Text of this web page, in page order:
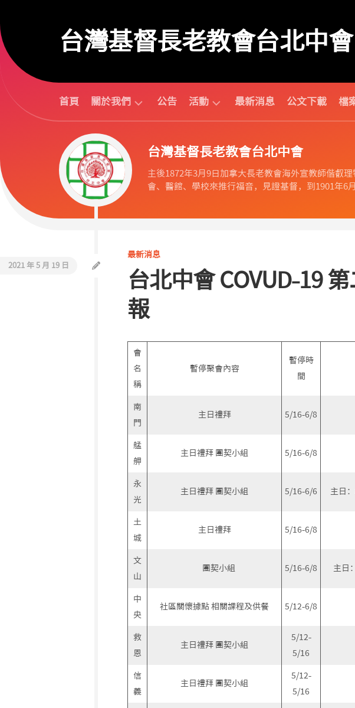
content
台灣基督長老教會台北中會
首頁 關於我們
台
北
中
會
組
織
公告 活動
動
事
曆
活
動
最新消息 公文下載 檔
台灣基督長老教會台北中會
主後1872年3月9日加拿大長老教會海外宣教師偕叡
會、醫館、學校來推行福音，見證基督，到1901年6
最新消息
台北中會 COVUD-19
報
2021 年 5 月 19 日
會
名
稱
暫停聚會內容
暫停時
間
南
門
主日禮拜 5/16-6/8
艋
舺
主日禮拜 團契小組 5/16-6/8
永
光
主日禮拜 團契小組 5/16-6/6 主日
土
城
主日禮拜 5/16-6/8
文
山
團契小組 5/16-6/8 主日
中
央
社區關懷據點 相關課程及供餐 5/12-6/8
救
恩
主日禮拜 團契小組
5/12-
5/16
信
義
主日禮拜 團契小組
5/12-
5/16